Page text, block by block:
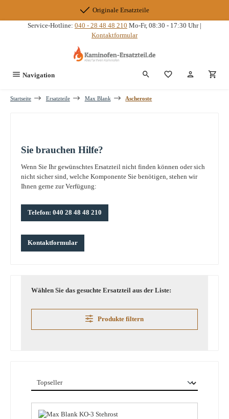
Originale Ersatzteile
Service-Hotline: 040 - 28 48 48 210 Mo-Fr, 08:30 - 17:30 Uhr |
Kontaktformular
Navigation Du hast 0
Startseite Ersatzteile Max Blank Ascheroste
Sie brauchen Hilfe?
Wenn Sie Ihr gewünschtes Ersatzteil nicht finden können oder sich
nicht sicher sind, welche Komponente Sie benötigen, stehen wir
Ihnen gerne zur Verfügung:
Telefon: 040 28 48 48 210
Kontaktformular
Wählen Sie das gesuchte Ersatzteil aus der Liste:
Produkte filtern